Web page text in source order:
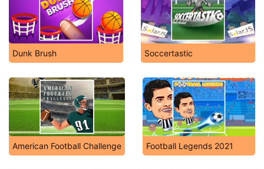
Dunk Brush Soccertastic
American Football Challenge Football Legends 2021